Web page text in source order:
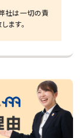
社は一切の責
ます。